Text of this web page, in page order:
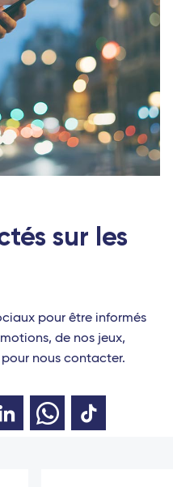
sur les
pour être informés
de nos jeux,
nous contacter.